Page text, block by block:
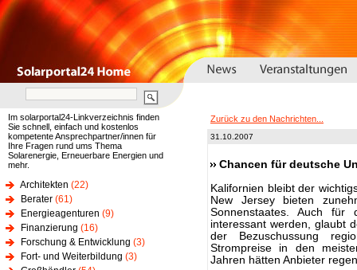
Im solarportal24-Linkverzeichnis finden
Sie schnell, einfach und kostenlos
kompetente Ansprechpartner/innen für
Ihre Fragen rund ums Thema
Solarenergie, Erneuerbare Energien und
mehr.
Architekten (22)
Berater (61)
Energieagenturen (9)
Finanzierung (16)
Forschung & Entwicklung (3)
Fort- und Weiterbildung (3)
Zurück zu den Nachrichten...
31.10.2007
Chancen für deutsche
Kalifornien bleibt der
New Jersey bieten
Sonnenstaates. Auch für
interessant werden, glaubt
der Bezuschussung
Strompreise in den
Jahren hätten Anbieter